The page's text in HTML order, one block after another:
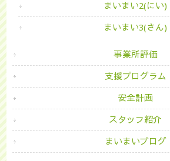
まいまい2(にい)
まいまい3(さん)
事業所評価
支援プログラム
安全計画
スタッフ紹介
まいまいブログ